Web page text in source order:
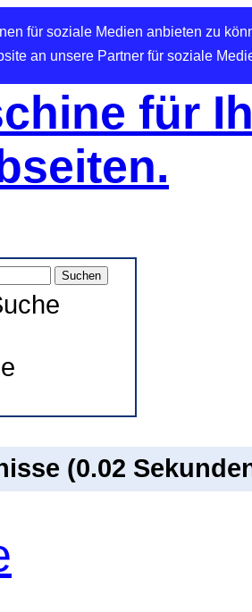
für soziale Medien anbieten zu
an unsere Partner für soziale
für
(0.02